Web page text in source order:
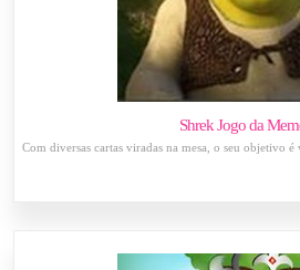
Shrek Jogo da
Com diversas cartas viradas na mesa, o seu objetivo é